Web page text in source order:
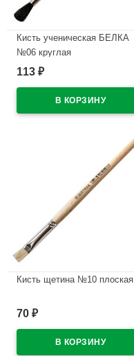
Кисть ученическая БЕЛКА
№06 круглая
В наличии
113 ₽
Кисть щетина №10 плоская
70 ₽